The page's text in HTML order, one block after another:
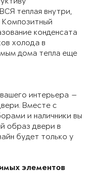
теплая внутри,
Композитный
конденсата
холода в
дома тепла еще
интерьера —
Вместе с
и наличники вы
образ двери в
будет только у
элементов